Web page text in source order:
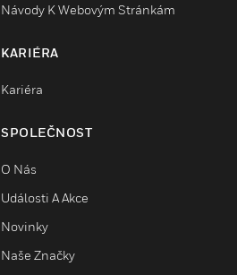
Návody K Webovým Stránkám
KARIÉRA
Kariéra
SPOLEČNOST
O Nás
Události A Akce
Novinky
Naše Značky